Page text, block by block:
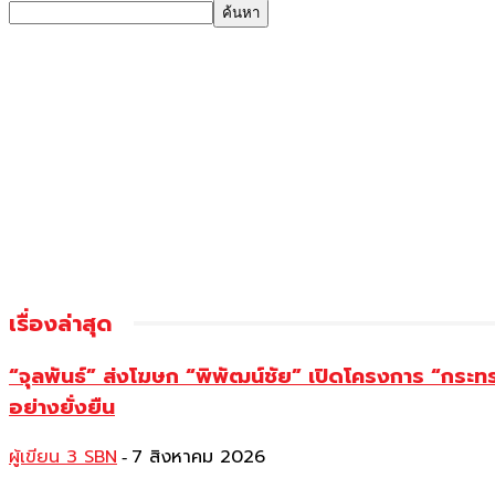
เรื่องล่าสุด
“จุลพันธ์” ส่งโฆษก “พิพัฒน์ชัย” เปิดโครงการ “กระ
อย่างยั่งยืน
ผู้เขียน 3 SBN - 7 สิงหาคม 2026